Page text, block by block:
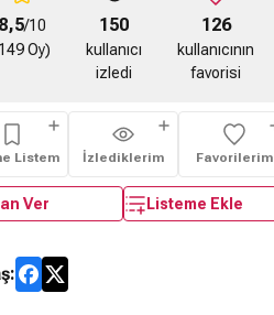
/10
Oy)
150
kullanıcı
izledi
126
kullanıcının
favorisi
Listem İzlediklerim Favorilerim
Ver Listeme Ekle